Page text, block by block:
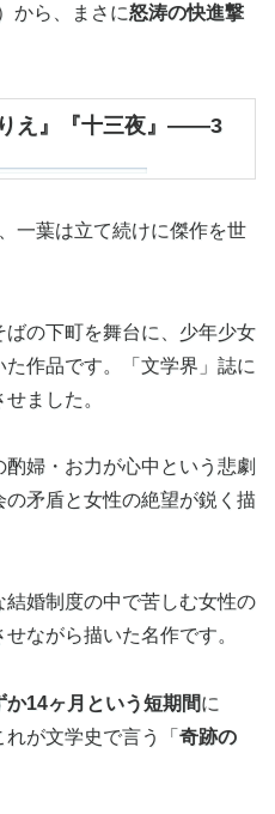
から、まさに怒涛の快進撃
りえ』『十三夜』——3
一葉は立て続けに傑作を世
ばの下町を舞台に、少年少女
作品です。「文学界」誌に
ました。
酌婦・お力が心中という悲劇
矛盾と女性の絶望が鋭く描
結婚制度の中で苦しむ女性の
ながら描いた名作です。
か14ヶ月という短期間に
が文学史で言う「 奇跡の